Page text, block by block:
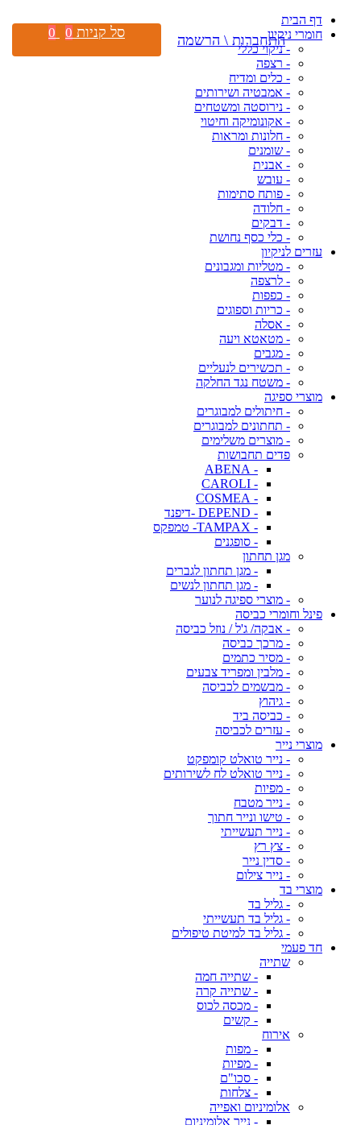
דף הבית
חומרי ניקיון
- ניקוי כללי
- רצפה
- כלים ומדיח
- אמבטיה ושירותים
- נירוסטה ומשטחים
- אקונומיקה וחיטוי
- חלונות ומראות
- שומנים
- אבנית
- עובש
- פותח סתימות
- חלודה
- דבקים
- כלי כסף נחושת
עזרים לניקיון
- מטליות ומגבונים
- לרצפה
- כפפות
- כריות וספוגים
- אסלה
- מטאטא ויעה
- מגבים
- תכשירים לנעליים
- משטח נגד החלקה
מוצרי ספיגה
- חיתולים למבוגרים
- תחתונים למבוגרים
- מוצרים משלימים
פדים תחבושות
- ABENA
- CAROLI
- COSMEA
- DEPEND -דיפנד
- TAMPAX- טמפקס
- סופגנים
מגן תחתון
- מגן תחתון לגברים
- מגן תחתון לנשים
- מוצרי ספיגה לנוער
פינל וחומרי כביסה
- אבקה/ ג'ל / נוזל כביסה
- מרכך כביסה
- מסיר כתמים
- מלבין ומפריד צבעים
- מבשמים לכביסה
- גיהוץ
- כביסה ביד
- עזרים לכביסה
מוצרי נייר
- נייר טואלט קומפקט
- נייר טואלט לח לשירותים
- מפיות
- נייר מטבח
- טישו ונייר חתוך
- נייר תעשייתי
- צץ רץ
- סדין נייר
- נייר צילום
מוצרי בד
- גליל בד
- גליל בד תעשייתי
- גליל בד למיטת טיפולים
חד פעמי
שתייה
- שתייה חמה
- שתייה קרה
- מכסה לכוס
- קשים
אירוח
- מפות
- מפיות
- סכו"ם
- צלחות
אלומיניום ואפייה
- נייר אלומיניום
התחברות \ הרשמה סל קניות 0
0